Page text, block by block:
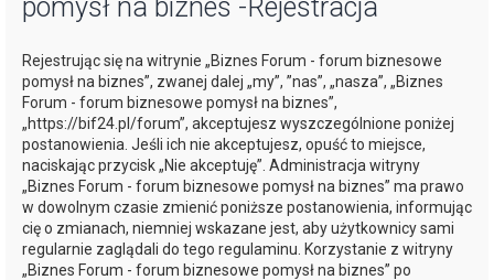
pomysł na biznes -Rejestracja
Rejestrując się na witrynie „Biznes Forum - forum biznesowe
pomysł na biznes”, zwanej dalej „my”, ”nas”, „nasza”, „Biznes
Forum - forum biznesowe pomysł na biznes”,
„https://bif24.pl/forum”, akceptujesz wyszczególnione poniżej
postanowienia. Jeśli ich nie akceptujesz, opuść to miejsce,
naciskając przycisk „Nie akceptuję”. Administracja witryny
„Biznes Forum - forum biznesowe pomysł na biznes” ma prawo
w dowolnym czasie zmienić poniższe postanowienia, informując
cię o zmianach, niemniej wskazane jest, aby użytkownicy sami
regularnie zaglądali do tego regulaminu. Korzystanie z witryny
„Biznes Forum - forum biznesowe pomysł na biznes” po